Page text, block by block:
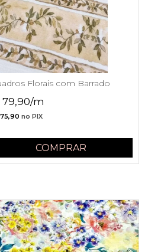
Florais com Barrado
79,90/m
no PIX
COMPRAR